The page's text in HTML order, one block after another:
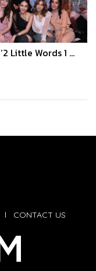
Asv ‘2 Little Words 1 Big Concept’ แรงบันดาลใจจาก Carrie Bradshaw ไอคอนของสาวทั่วโลก
l CONTACT US